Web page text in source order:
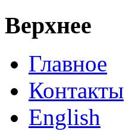
Верхнее
Главное
Контакты
English